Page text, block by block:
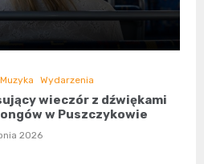
Muzyka Wydarzenia
wieczór z dźwiękami
w Puszczykowie
2026